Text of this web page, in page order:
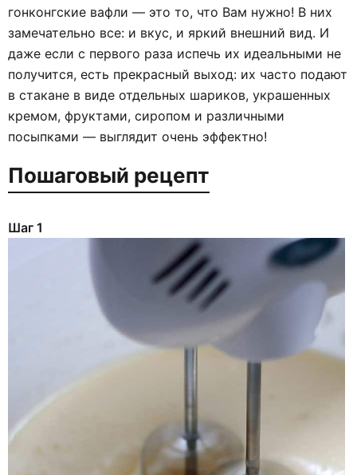
гонконгские вафли — это то, что Вам нужно! В них
замечательно все: и вкус, и яркий внешний вид. И
даже если с первого раза испечь их идеальными не
получится, есть прекрасный выход: их часто подают
в стакане в виде отдельных шариков, украшенных
кремом, фруктами, сиропом и различными
посыпками — выглядит очень эффектно!
Пошаговый рецепт
Шаг 1